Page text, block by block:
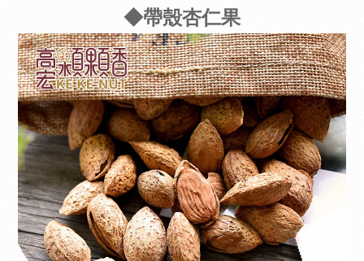
◆帶殼杏仁果